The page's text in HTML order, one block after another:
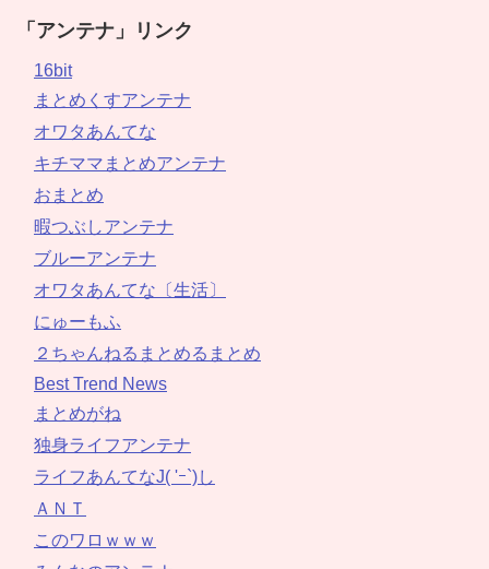
「アンテナ」リンク
16bit
まとめくすアンテナ
オワタあんてな
キチママまとめアンテナ
おまとめ
暇つぶしアンテナ
ブルーアンテナ
オワタあんてな〔生活〕
にゅーもふ
２ちゃんねるまとめるまとめ
Best Trend News
まとめがね
独身ライフアンテナ
ライフあんてなJ( 'ｰ`)し
ＡＮＴ
このワロｗｗｗ